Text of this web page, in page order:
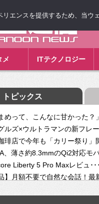
メ ITテクノロジー
トピックス
めって、こんなに甘かった？
ルズ×ウルトラマンの新フレ
琲店で今年も「カリー祭り
、薄さ約8.3mmのQi2対応モ
Liberty 5 Pro Maxレビュ･･･
】月額不要で自然な会話！最
の没入感と生産性】VITURE
リエンスを提供するため、当